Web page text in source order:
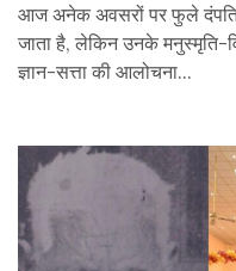
आज अनेक अवसरों पर फुले दंपति
जाता है, लेकिन उनके मनुस्मृति-
ज्ञान-सत्ता की आलोचना...